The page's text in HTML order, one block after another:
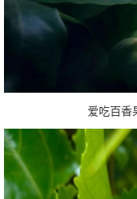
爱吃百香